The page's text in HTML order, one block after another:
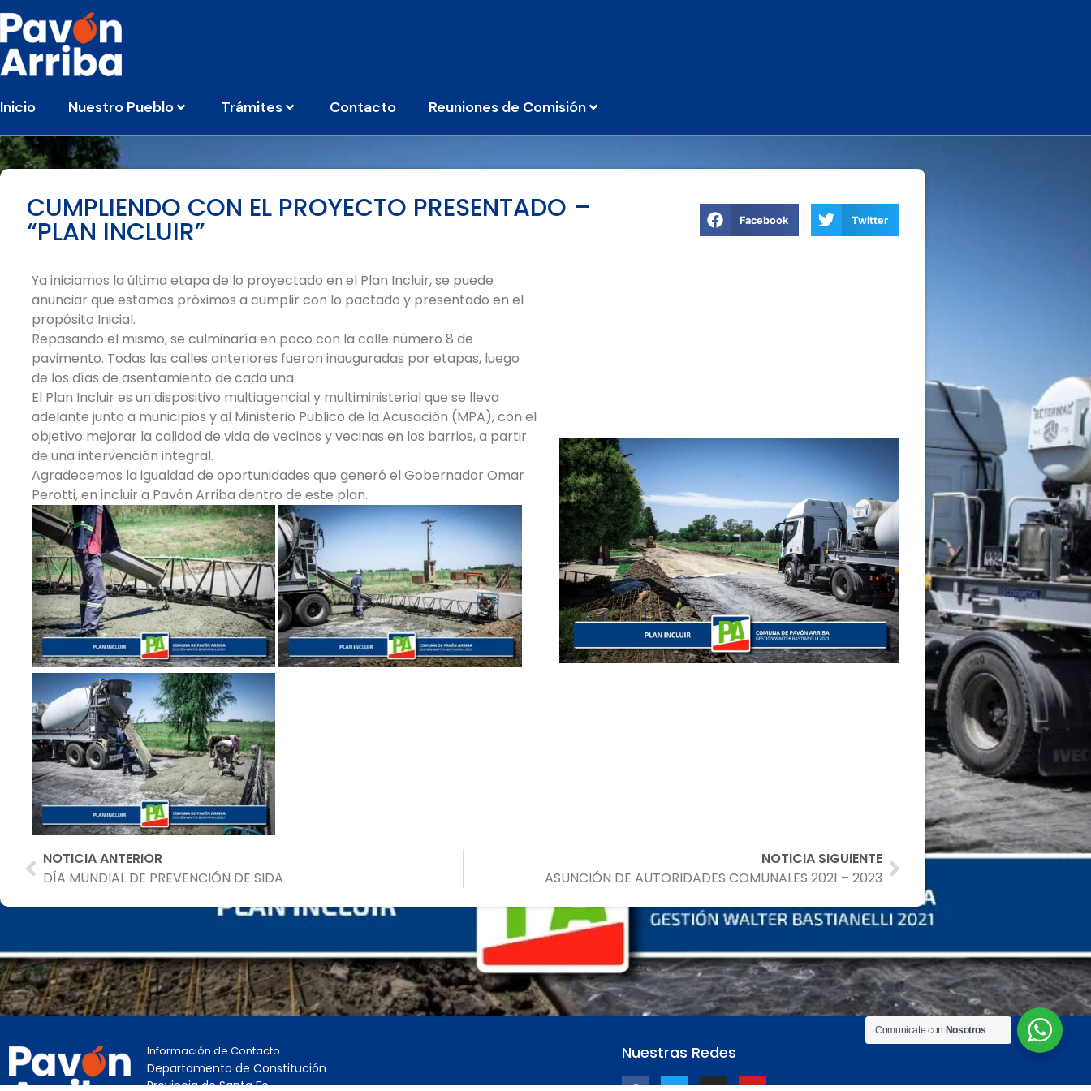
Inicio Nuestro Pueblo Trámites Contacto Reuniones de Comisión
CUMPLIENDO CON EL PROYECTO PRESENTADO –
“PLAN INCLUIR” Facebook Twitter
Ya iniciamos la última etapa de lo proyectado en el Plan Incluir, se puede
anunciar que estamos próximos a cumplir con lo pactado y presentado en el
propósito Inicial.
Repasando el mismo, se culminaría en poco con la calle número 8 de
pavimento. Todas las calles anteriores fueron inauguradas por etapas, luego
de los días de asentamiento de cada una.
El Plan Incluir es un dispositivo multiagencial y multiministerial que se lleva
adelante junto a municipios y al Ministerio Publico de la Acusación (MPA), con el
objetivo mejorar la calidad de vida de vecinos y vecinas en los barrios, a partir
de una intervención integral.
Agradecemos la igualdad de oportunidades que generó el Gobernador Omar
Perotti, en incluir a Pavón Arriba dentro de este plan.
NOTICIA ANTERIOR
DÍA MUNDIAL DE PREVENCIÓN DE SIDA
NOTICIA SIGUIENTE
ASUNCIÓN DE AUTORIDADES COMUNALES 2021 – 2023
Información de Contacto
Departamento de Constitución
Provincia de Santa Fe
Nuestras Redes
Comunicate con Nosotros